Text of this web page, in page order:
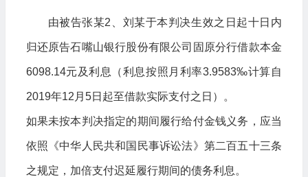
由被告张某2、刘某于本判决生效之日起十日内
归还原告石嘴山银行股份有限公司固原分行借款本金
6098.14元及利息（利息按照月利率3.9583‰计算自
2019年12月5日起至借款实际支付之日）。
如果未按本判决指定的期间履行给付金钱义务，应当
依照《中华人民共和国民事诉讼法》第二百五十三条
之规定，加倍支付迟延履行期间的债务利息。